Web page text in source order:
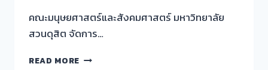
คณะมนุษยศาสตร์และสังคมศาสตร์ มหาวิทยาลัย
สวนดุสิต จัดการ…
READ MORE ประชุม